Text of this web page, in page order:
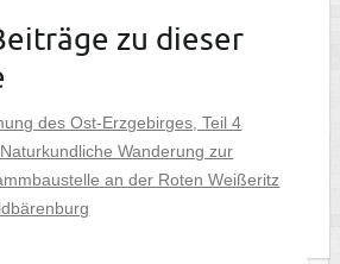
zu dieser
des Ost-Erzgebirges, Teil 4
Wanderung zur
an der Roten Weißeritz